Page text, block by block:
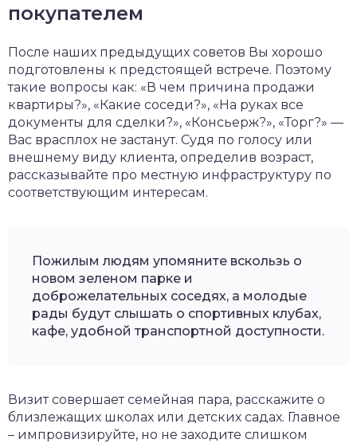
покупателем
После наших предыдущих советов Вы хорошо
подготовлены к предстоящей встрече. Поэтому
такие вопросы как: «В чем причина продажи
квартиры?», «Какие соседи?», «На руках все
документы для сделки?», «Консьерж?», «Торг?» —
Вас врасплох не застанут. Судя по голосу или
внешнему виду клиента, определив возраст,
рассказывайте про местную инфраструктуру по
соответствующим интересам.
Пожилым людям упомяните вскользь о
новом зеленом парке и
доброжелательных соседях, а молодые
рады будут слышать о спортивных клубах,
кафе, удобной транспортной доступности.
Визит совершает семейная пара, расскажите о
близлежащих школах или детских садах. Главное
– импровизируйте, но не заходите слишком